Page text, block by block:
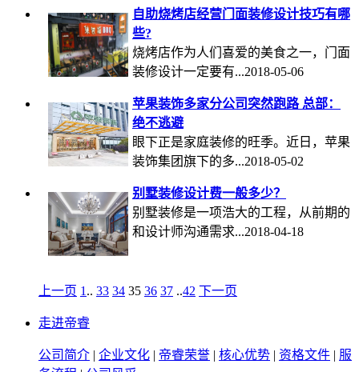
自助烧烤店经营门面装修设计技巧有哪
些?
烧烤店作为人们喜爱的美食之一，门面
装修设计一定要有...2018-05-06
苹果装饰多家分公司突然跑路 总部：
绝不逃避
眼下正是家庭装修的旺季。近日，苹果
装饰集团旗下的多...2018-05-02
别墅装修设计费一般多少？
别墅装修是一项浩大的工程，从前期的
和设计师沟通需求...2018-04-18
上一页 1 .. 33 34 35 36 37 ..42 下一页
走进帝睿
公司简介 | 企业文化 | 帝睿荣誉 | 核心优势 | 资格文件 | 服